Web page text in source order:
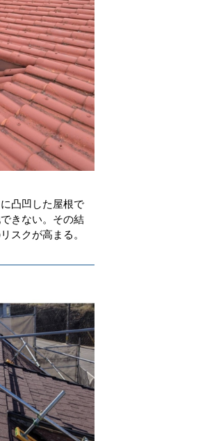
凸凹した屋根で
きない。その結
スクが高まる。